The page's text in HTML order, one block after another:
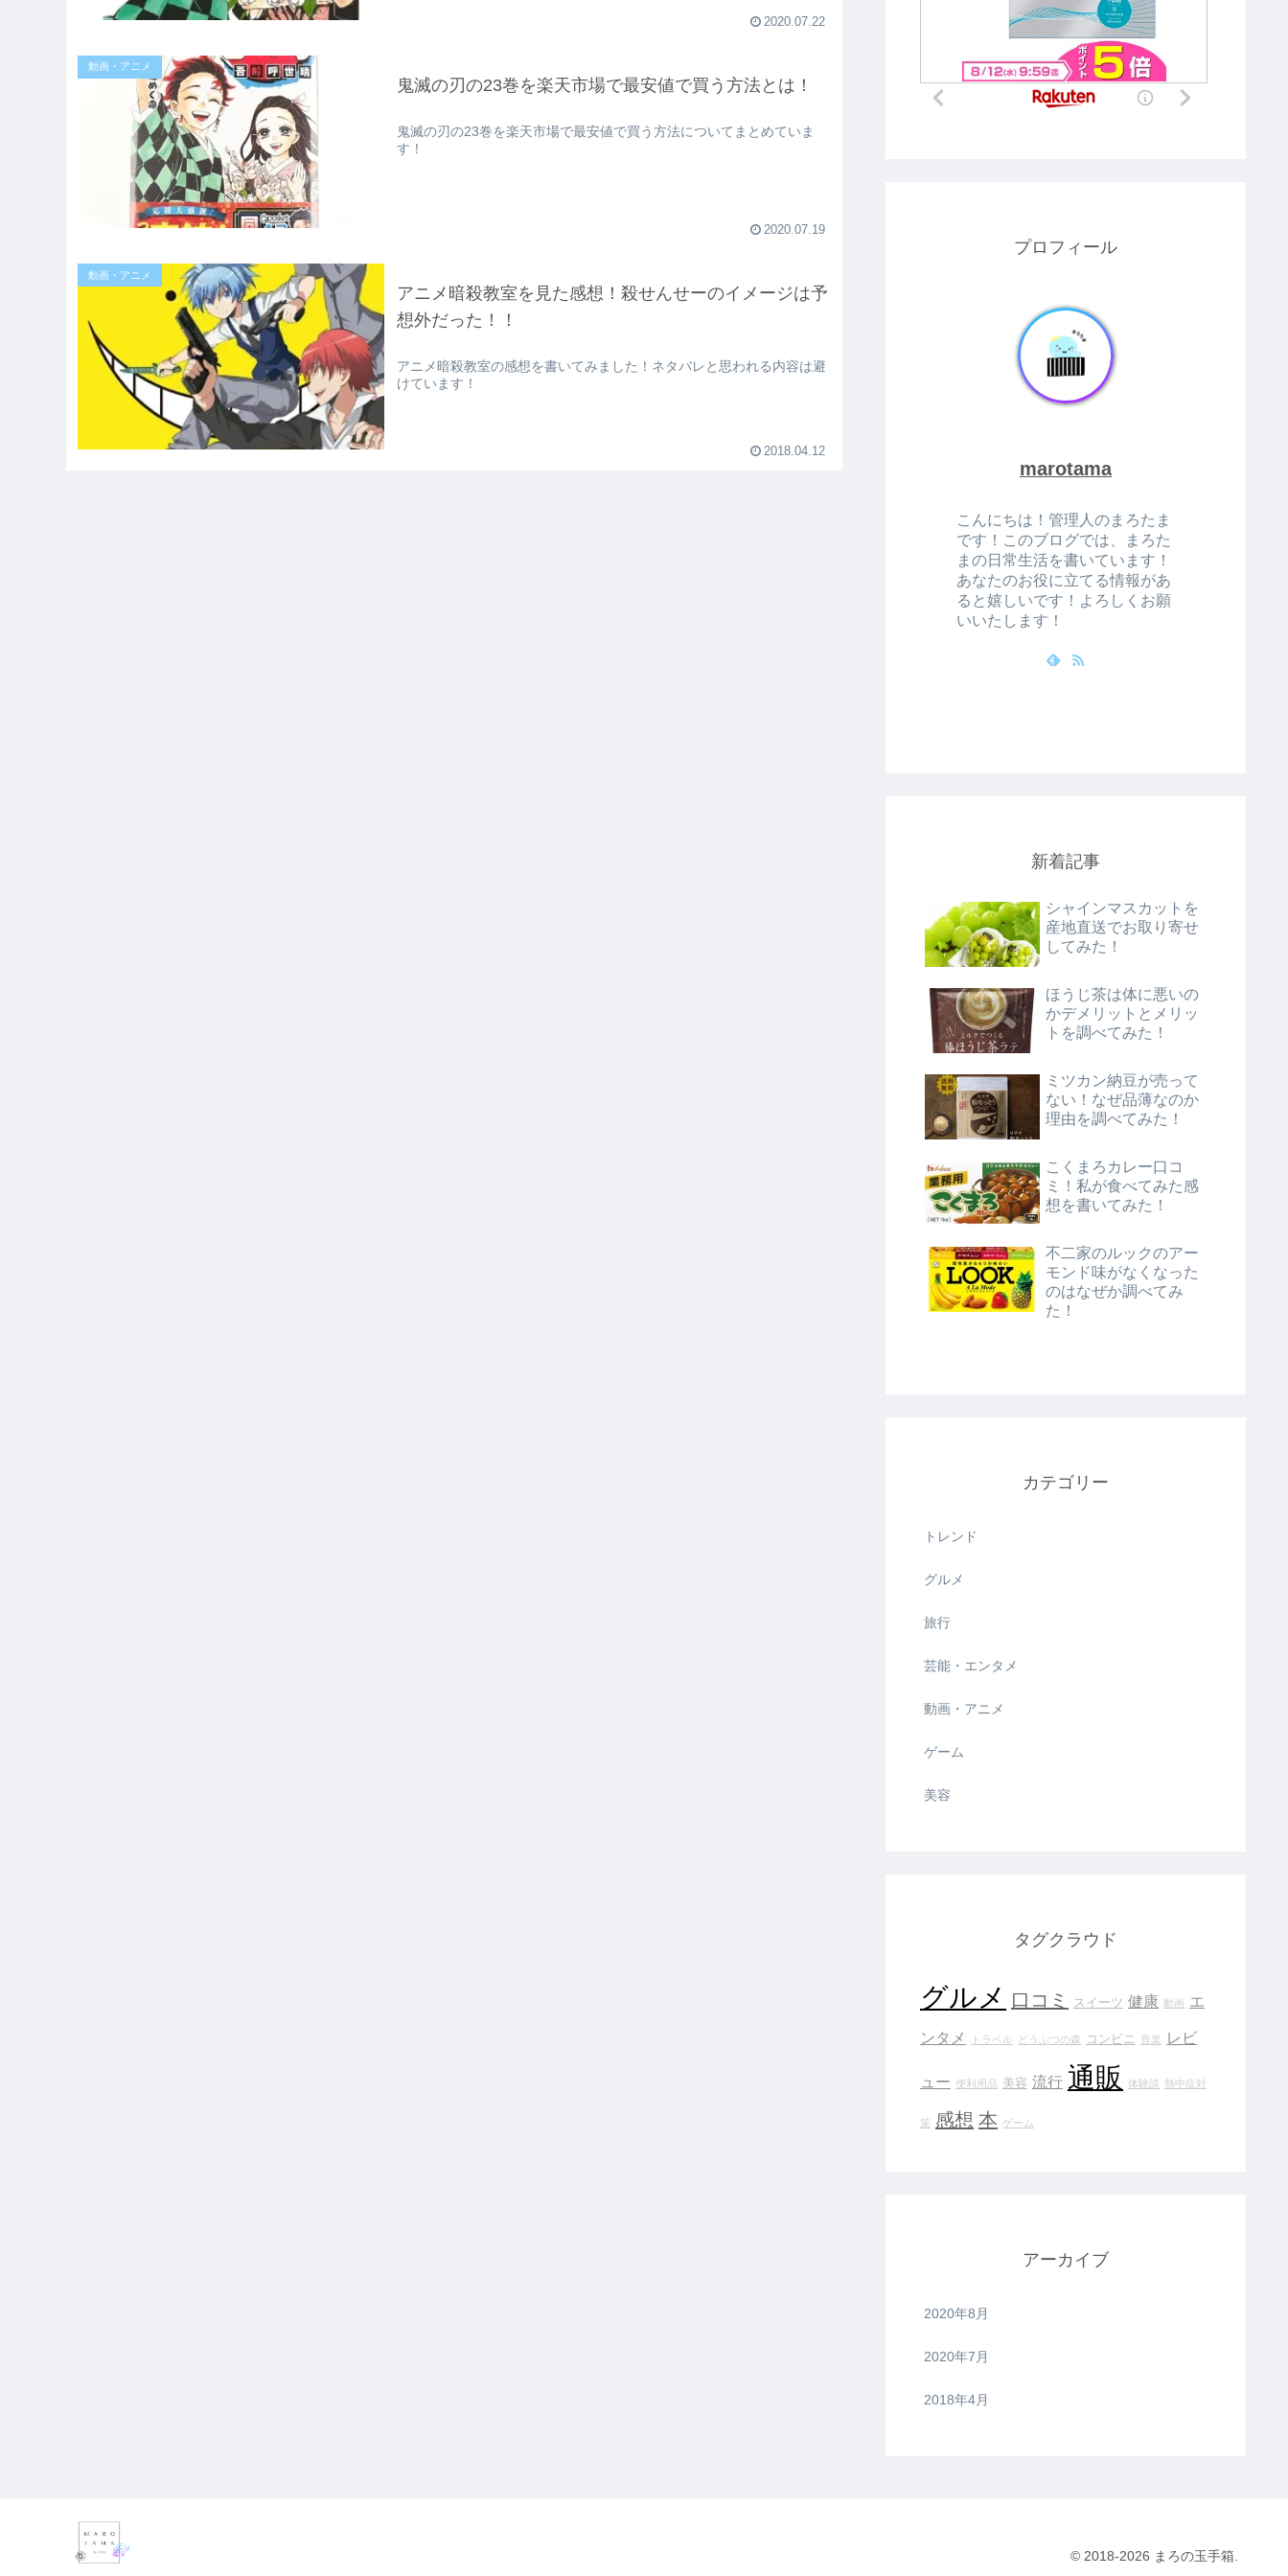
2020.07.22
動画・アニメ
鬼滅の刃の23巻を楽天市場で最安値で買う方法とは！
鬼滅の刃の23巻を楽天市場で最安値で買う方法についてまとめていま
す！
2020.07.19
動画・アニメ
アニメ暗殺教室を見た感想！殺せんせーのイメージは予
想外だった！！
アニメ暗殺教室の感想を書いてみました！ネタバレと思われる内容は避
けています！
2018.04.12
プロフィール
marotama
こんにちは！管理人のまろたま
です！このブログでは、まろた
まの日常生活を書いています！
あなたのお役に立てる情報があ
ると嬉しいです！よろしくお願
いいたします！
新着記事
シャインマスカットを
産地直送でお取り寄せ
してみた！
ほうじ茶は体に悪いの
かデメリットとメリッ
トを調べてみた！
ミツカン納豆が売って
ない！なぜ品薄なのか
理由を調べてみた！
こくまろカレー口コ
ミ！私が食べてみた感
想を書いてみた！
不二家のルックのアー
モンド味がなくなった
のはなぜか調べてみ
た！
カテゴリー
トレンド
グルメ
旅行
芸能・エンタメ
動画・アニメ
ゲーム
美容
タグクラウド
グルメ 口コミ スイーツ 健康 動画 エ
ンタメ トラベル どうぶつの森 コンビニ 音楽 レビ
ュー 便利用品 美容 流行 通販 体験談 熱中症対
策 感想 本 ゲーム
アーカイブ
2020年8月
2020年7月
2018年4月
© 2018-2026 まろの玉手箱.